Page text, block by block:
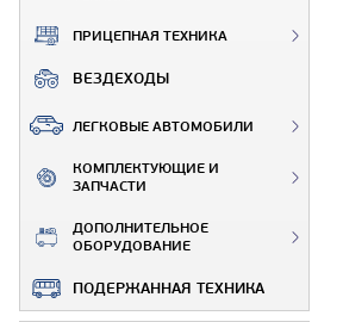
ПРИЦЕПНАЯ ТЕХНИКА
ВЕЗДЕХОДЫ
ЛЕГКОВЫЕ АВТОМОБИЛИ
КОМПЛЕКТУЮЩИЕ И
ЗАПЧАСТИ
ДОПОЛНИТЕЛЬНОЕ
ОБОРУДОВАНИЕ
ПОДЕРЖАННАЯ ТЕХНИКА